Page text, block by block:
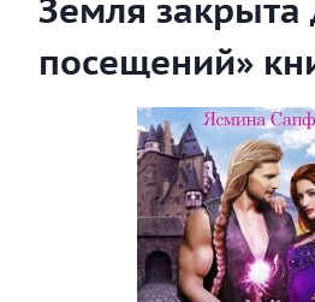
посещений»